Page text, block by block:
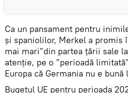
Ca un pansament pentru
și spaniolilor, Merkel a promis
mai mari”din partea ţării sale
atenție, pe o ”perioadă
Europa că Germania nu e
Bugetul UE pentru perioada